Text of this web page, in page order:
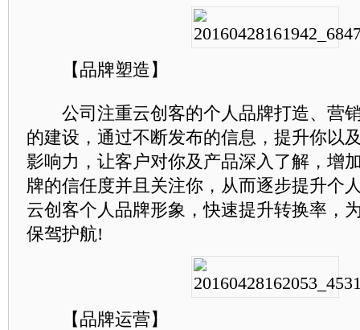
【品牌塑造】
公司注重云创客的个人品牌打造、营
的建设，通过不断发布的信息，提升你以
影响力，让客户对你及产品深入了解，增
牌的信任度并且关注你，从而逐步提升个
云创客个人品牌形象，快速提升转换率，
保驾护航!
【品牌运营】